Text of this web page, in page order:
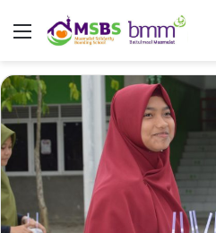
Menu